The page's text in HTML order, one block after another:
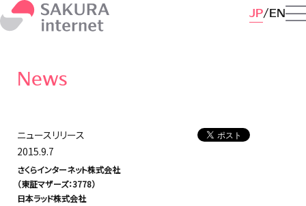
JP EN
News
ニュースリリース
2015.9.7
さくらインターネット株式会社
（東証マザーズ：3778）
日本ラッド株式会社